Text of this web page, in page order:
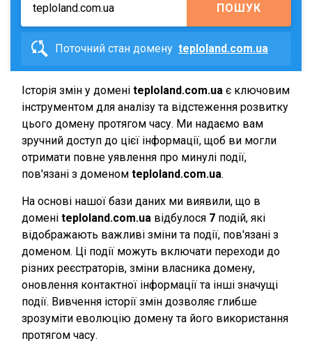
ПОШУК
Поточний стан домену teploland.com.ua
Історія змін у домені teploland.com.ua є ключовим
інструментом для аналізу та відстеження розвитку
цього домену протягом часу. Ми надаємо вам
зручний доступ до цієї інформації, щоб ви могли
отримати повне уявлення про минулі події,
пов'язані з доменом teploland.com.ua.
На основі нашої бази даних ми виявили, що в
домені teploland.com.ua відбулося 7 подій, які
відображають важливі зміни та події, пов'язані з
доменом. Ці події можуть включати переходи до
різних реєстраторів, зміни власника домену,
оновлення контактної інформації та інші значущі
події. Вивчення історії змін дозволяє глибше
зрозуміти еволюцію домену та його використання
протягом часу.